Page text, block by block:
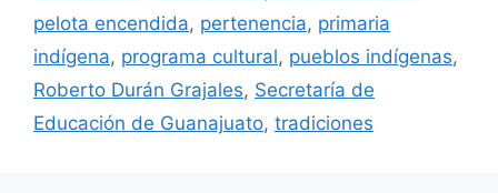
pelota encendida, pertenencia, primaria
indígena, programa cultural, pueblos indígenas,
Roberto Durán Grajales, Secretaría de
Educación de Guanajuato, tradiciones